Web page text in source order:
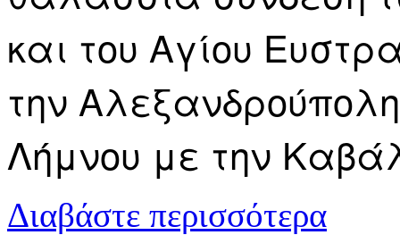
και του Αγίου
την
Λήμνου με την
Διαβάστε περισσότερα